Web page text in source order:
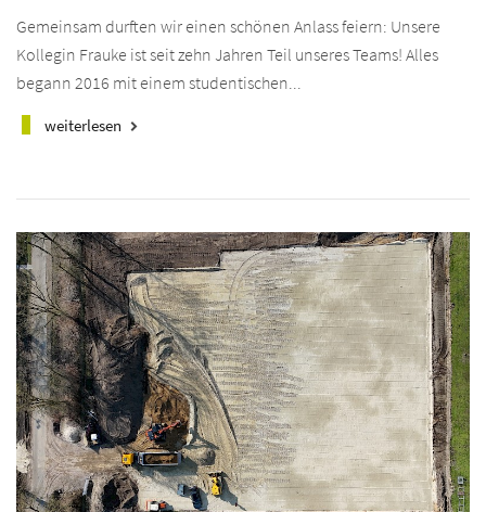
Gemeinsam durften wir einen schönen Anlass feiern: Unsere
Kollegin Frauke ist seit zehn Jahren Teil unseres Teams! Alles
begann 2016 mit einem studentischen...
weiterlesen keyboard_arrow_right